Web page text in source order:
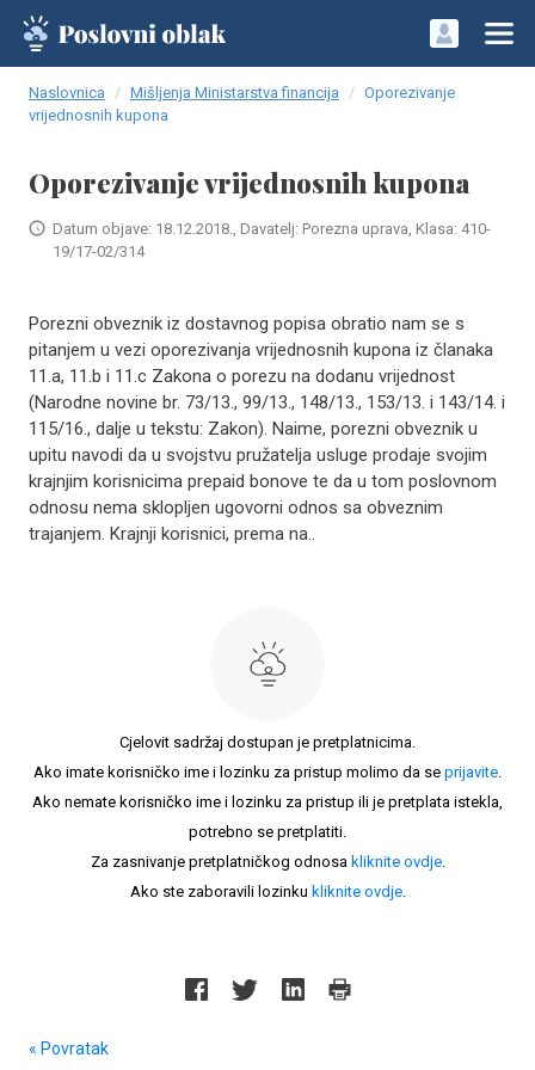
Naslovnica Mišljenja Ministarstva financija
Oporezivanje
vrijednosnih kupona
Oporezivanje vrijednosnih kupona
Datum objave: 18.12.2018., Davatelj: Porezna uprava, Klasa: 410-
19/17-02/314
Porezni obveznik iz dostavnog popisa obratio nam se s
pitanjem u vezi oporezivanja vrijednosnih kupona iz članaka
11.a, 11.b i 11.c Zakona o porezu na dodanu vrijednost
(Narodne novine br. 73/13., 99/13., 148/13., 153/13. i 143/14. i
115/16., dalje u tekstu: Zakon). Naime, porezni obveznik u
upitu navodi da u svojstvu pružatelja usluge prodaje svojim
krajnjim korisnicima prepaid bonove te da u tom poslovnom
odnosu nema sklopljen ugovorni odnos sa obveznim
trajanjem. Krajnji korisnici, prema na..
Cjelovit sadržaj dostupan je pretplatnicima.
Ako imate korisničko ime i lozinku za pristup molimo da se prijavite.
Ako nemate korisničko ime i lozinku za pristup ili je pretplata istekla,
potrebno se pretplatiti.
Za zasnivanje pretplatničkog odnosa kliknite ovdje.
Ako ste zaboravili lozinku kliknite ovdje.
« Povratak